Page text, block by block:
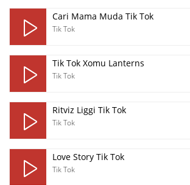
Cari Mama Muda Tik Tok
Tik Tok
Tik Tok Xomu Lanterns
Tik Tok
Ritviz Liggi Tik Tok
Tik Tok
Love Story Tik Tok
Tik Tok